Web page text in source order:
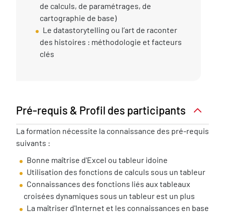
de calculs, de paramétrages, de
cartographie de base)
Le datastorytelling ou l’art de raconter
des histoires : méthodologie et facteurs
clés
Pré-requis & Profil des participants
Pré-
requis
La formation nécessite la connaissance des pré-requis
suivants :
Bonne maîtrise d'Excel ou tableur idoine
Utilisation des fonctions de calculs sous un tableur
Connaissances des fonctions liés aux tableaux
croisées dynamiques sous un tableur est un plus
La maîtriser d'Internet et les connaissances en base